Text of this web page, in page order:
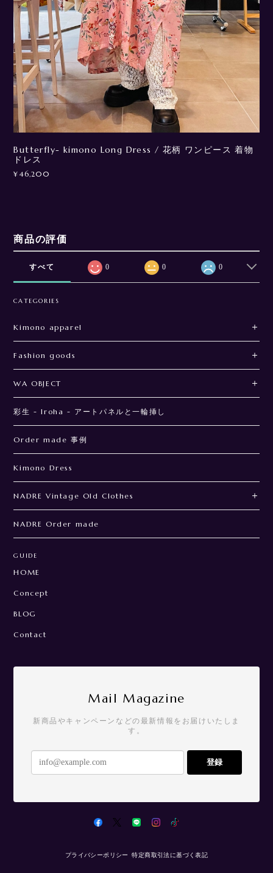
Butterfly- kimono Long Dress / 花柄 ワンピース 着物
ドレス
¥46,200
商品の評価
すべて 0 0 0
CATEGORIES
Kimono apparel
Fashion goods
WA OBJECT
彩生 - Iroha - アートパネルと一輪挿し
Order made 事例
Kimono Dress
NADRE Vintage Old Clothes
NADRE Order made
GUIDE
HOME
Concept
BLOG
Contact
Mail Magazine
新商品やキャンペーンなどの最新情報をお届けいたしま
す。
登録
プライバシーポリシー 特定商取引法に基づく表記